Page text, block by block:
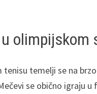
olimpijskom
temelji se na
se obično igraju